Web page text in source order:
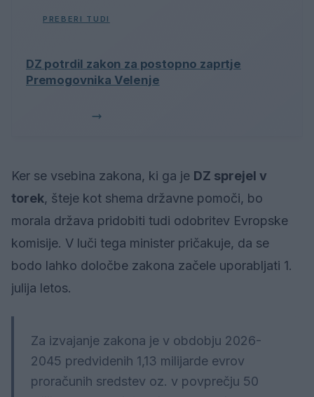
PREBERI TUDI
DZ potrdil zakon za postopno zaprtje
Premogovnika Velenje
Ker se vsebina zakona, ki ga je DZ sprejel v
torek, šteje kot shema državne pomoči, bo
morala država pridobiti tudi odobritev Evropske
komisije. V luči tega minister pričakuje, da se
bodo lahko določbe zakona začele uporabljati 1.
julija letos.
Za izvajanje zakona je v obdobju 2026-
2045 predvidenih 1,13 milijarde evrov
proračunih sredstev oz. v povprečju 50